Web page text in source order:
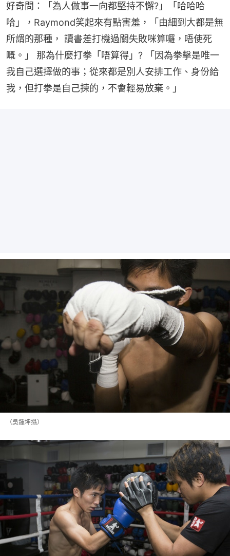
好奇問：「為人做事一向都堅持不懈?」「哈哈哈
哈」，Raymond笑起來有點害羞，「由細到大都是無
所謂的那種， 讀書差打機過關失敗咪算囉，唔使死
嘅。」 那為什麼打拳「唔算得」? 「因為拳擊是唯一
我自己選擇做的事；從來都是別人安排工作、身份給
我，但打拳是自己揀的，不會輕易放棄。」
（吳鍾坤攝）